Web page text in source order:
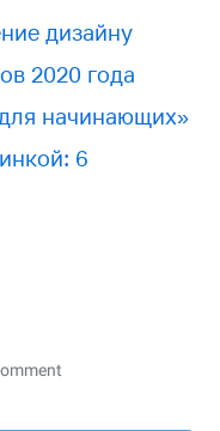
дизайну
2020 года
начинающих»
6